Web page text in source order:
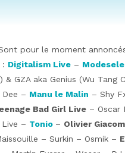
pour le moment
: Digitalism Live –
GZA aka Genius (Wu Tang
– Manu le Malin – Shy
Bad Girl Live – Oscar
Live – Tonio – Olivier
– Surkin – Osmik –